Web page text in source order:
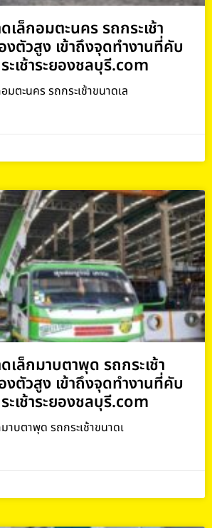
เล็กอมตะนคร รถกระเช้า
ตัวสูง เข้าถึงจุดทำงานที่คับ
เช้าระยองชลบุรี.com
มตะนคร รถกระเช้าขนาดเล
เล็กมาบตาพุด รถกระเช้า
ตัวสูง เข้าถึงจุดทำงานที่คับ
เช้าระยองชลบุรี.com
าบตาพุด รถกระเช้าขนาดเ